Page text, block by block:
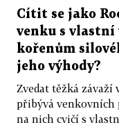
Cítit se jako
venku s vlastní
kořenům
jeho výhody?
Zvedat těžká závaží
přibývá venkovních
na nich cvičí s